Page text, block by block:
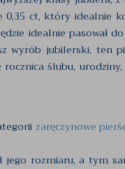
ct, który idealnie
idealnie pasował
jubilerski, ten
ślubu,
zaręczynowe
rozmiaru, a tym